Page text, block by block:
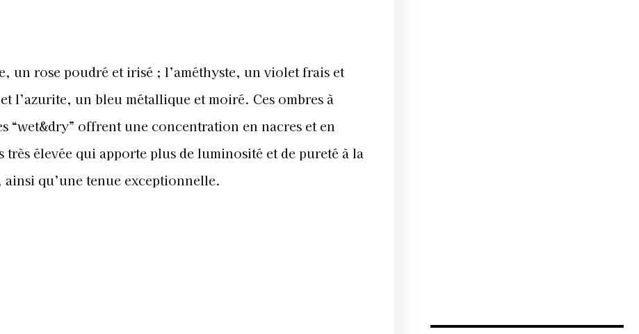
un rose poudré et irisé ; l’améthyste, un violet frais et
l’azurite, un bleu métallique et moiré. Ces ombres à
“wet&dry” offrent une concentration en nacres et en
très élevée qui apporte plus de luminosité et de pureté à la
qu’une tenue exceptionnelle.